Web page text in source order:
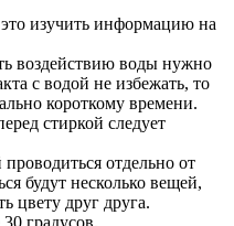
изучить информацию на
воздействию воды нужно
с водой не избежать, то
короткому времени.
стиркой следует
отдельно от
будут несколько вещей,
цвету друг друга.
градусов.